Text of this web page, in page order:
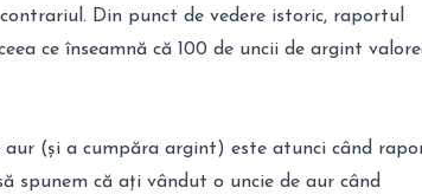
Din punct de vedere istoric, raportul
ce înseamnă că 100 de uncii de argint
(și a cumpăra argint) este atunci când
spunem că ați vândut o uncie de aur când